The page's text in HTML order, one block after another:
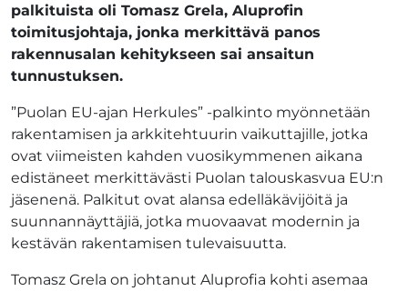
palkituista oli Tomasz Grela, Aluprofin
toimitusjohtaja, jonka merkittävä panos
rakennusalan kehitykseen sai ansaitun
tunnustuksen.
”Puolan EU-ajan Herkules” -palkinto myönnetään
rakentamisen ja arkkitehtuurin vaikuttajille, jotka
ovat viimeisten kahden vuosikymmenen aikana
edistäneet merkittävästi Puolan talouskasvua EU:n
jäsenenä. Palkitut ovat alansa edelläkävijöitä ja
suunnannäyttäjiä, jotka muovaavat modernin ja
kestävän rakentamisen tulevaisuutta.
Tomasz Grela on johtanut Aluprofia kohti asemaa